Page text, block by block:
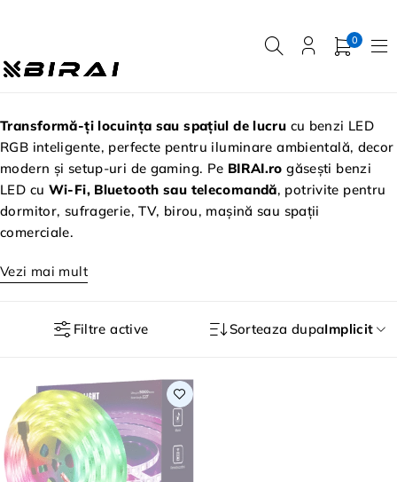
0
Transformă-ți locuința sau spațiul de lucru cu benzi LED
RGB inteligente, perfecte pentru iluminare ambientală, decor
modern și setup-uri de gaming. Pe BIRAI.ro găsești benzi
LED cu Wi-Fi, Bluetooth sau telecomandă, potrivite pentru
dormitor, sufragerie, TV, birou, mașină sau spații
comerciale.
Vezi mai mult
Filtre active Sorteaza dupaImplicit